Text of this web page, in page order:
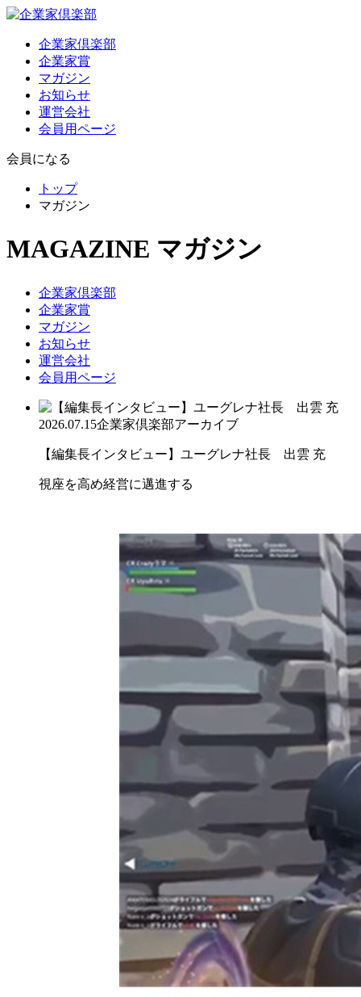
企業家倶楽部
企業家賞
マガジン
お知らせ
運営会社
会員用ページ
会員になる
トップ
マガジン
MAGAZINE マガジン
企業家倶楽部
企業家賞
マガジン
お知らせ
運営会社
会員用ページ
2026.07.15企業家倶楽部アーカイブ
【編集長インタビュー】ユーグレナ社長 出雲 充
視座を高め経営に邁進する